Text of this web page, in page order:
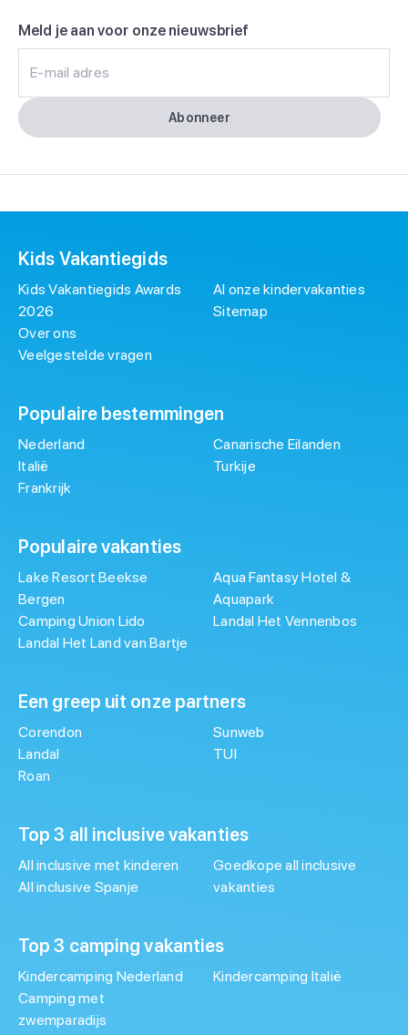
Meld je aan voor onze nieuwsbrief
E-mail adres
Abonneer
Kids Vakantiegids
Kids Vakantiegids Awards
2026
Over ons
Veelgestelde vragen
Al onze kindervakanties
Sitemap
Populaire bestemmingen
Nederland
Italië
Frankrijk
Canarische Eilanden
Turkije
Populaire vakanties
Lake Resort Beekse
Bergen
Camping Union Lido
Landal Het Land van Bartje
Aqua Fantasy Hotel &
Aquapark
Landal Het Vennenbos
Een greep uit onze partners
Corendon
Landal
Roan
Sunweb
TUI
Top 3 all inclusive vakanties
All inclusive met kinderen
All inclusive Spanje
Goedkope all inclusive
vakanties
Top 3 camping vakanties
Kindercamping Nederland
Camping met
zwemparadijs
Kindercamping Italië